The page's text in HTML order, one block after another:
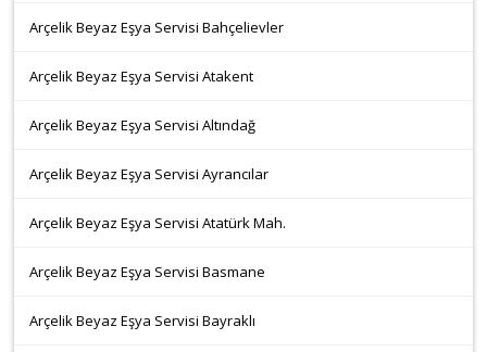
Arçelik Beyaz Eşya Servisi Bahçelievler
Arçelik Beyaz Eşya Servisi Atakent
Arçelik Beyaz Eşya Servisi Altındağ
Arçelik Beyaz Eşya Servisi Ayrancılar
Arçelik Beyaz Eşya Servisi Atatürk Mah.
Arçelik Beyaz Eşya Servisi Basmane
Arçelik Beyaz Eşya Servisi Bayraklı